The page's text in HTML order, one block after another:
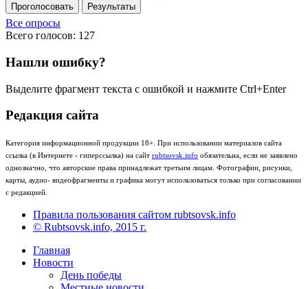
Проголосовать Результаты
Все опросы
Всего голосов: 127
Нашли ошибку?
Выделите фрагмент текста с ошибкой и нажмите Ctrl+Enter
Редакция сайта
Категория информационной продукции 18+. При использовании материалов сайта
ссылка (в Интернете - гиперссылка) на сайт rubtsovsk.info обязательна, если не заявлено
однозначно, что авторские права принадлежат третьим лицам. Фотографии, рисунки,
карты, аудио- видеофрагменты и графика могут использоваться только при согласовании
с редакцией.
Правила пользования сайтом rubtsovsk.info
© Rubtsovsk.info, 2015 г.
Главная
Новости
День победы